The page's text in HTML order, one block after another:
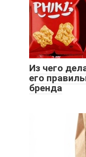
Из чего
его
бренда